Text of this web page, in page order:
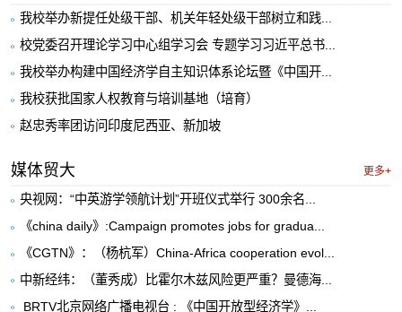
我校举办新提任处级干部、机关年轻处级干部树立和践...
校党委召开理论学习中心组学习会 专题学习习近平总书...
我校举办构建中国经济学自主知识体系论坛暨《中国开...
我校获批国家人权教育与培训基地（培育）
赵忠秀率团访问印度尼西亚、新加坡
媒体贸大 更多+
央视网：“中英游学领航计划”开班仪式举行 300余名...
《china daily》:Campaign promotes jobs for gradua...
《CGTN》：（杨杭军）China-Africa cooperation evol...
中新经纬：（董秀成）比霍尔木兹风险更严重？曼德海...
​ BRTV北京网络广播电视台 : 《中国开放型经济学》...